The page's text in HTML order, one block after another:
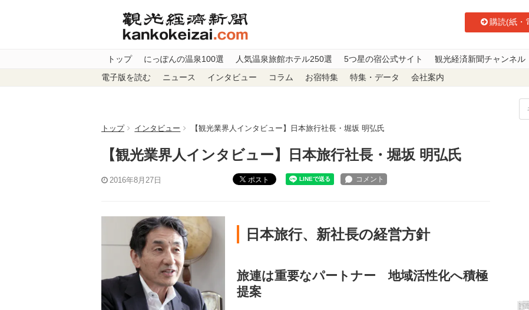
購読(紙・
トップ にっぽんの温泉100選 人気温泉旅館ホテル250選 5つ星の宿公式サイト 観光経済新聞チャンネル
電子版を読む ニュース インタビュー コラム お宿特集 特集・データ 会社案内
トップ インタビュー 【観光業界人インタビュー】日本旅行社長・堀坂 明弘氏
【観光業界人インタビュー】日本旅行社長・堀坂 明弘氏
2016年8月27日 ポスト
日本旅行、新社長の経営方針
旅連は重要なパートナー 地域活性化へ積極
提案